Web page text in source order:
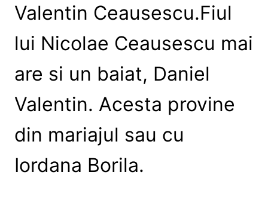
Valentin Ceausescu.Fiul
lui Nicolae Ceausescu mai
are si un baiat, Daniel
Valentin. Acesta provine
din mariajul sau cu
Iordana Borila.